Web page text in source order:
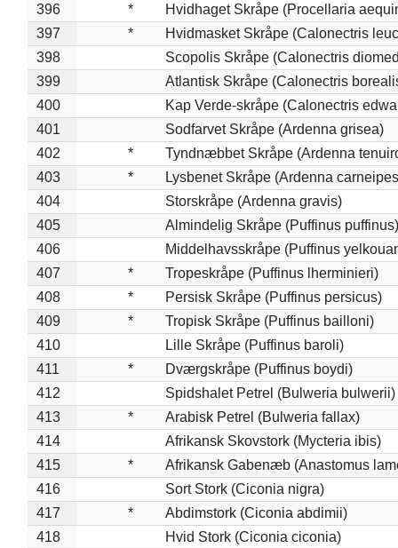
396
*
Hvidhaget Skråpe (Procellaria
397
*
Hvidmasket Skråpe (Calonectris
398
Scopolis Skråpe (Calonectris
399
Atlantisk Skråpe (Calonectris
400
Kap Verde-skråpe (Calonectris
401
Sodfarvet Skråpe (Ardenna grisea)
402
*
Tyndnæbbet Skråpe (Ardenna
403
*
Lysbenet Skråpe (Ardenna
404
Storskråpe (Ardenna gravis)
405
Almindelig Skråpe (Puffinus puffinus)
406
Middelhavsskråpe (Puffinus
407
*
Tropeskråpe (Puffinus lherminieri)
408
*
Persisk Skråpe (Puffinus persicus)
409
*
Tropisk Skråpe (Puffinus bailloni)
410
Lille Skråpe (Puffinus baroli)
411
*
Dværgskråpe (Puffinus boydi)
412
Spidshalet Petrel (Bulweria bulwerii)
413
*
Arabisk Petrel (Bulweria fallax)
414
Afrikansk Skovstork (Mycteria ibis)
415
*
Afrikansk Gabenæb (Anastomus
416
Sort Stork (Ciconia nigra)
417
*
Abdimstork (Ciconia abdimii)
418
Hvid Stork (Ciconia ciconia)